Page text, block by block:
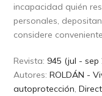
incapacidad quién
personales,
considere
Revista: 945 (jul - sep
Autores:ROLDÁN -
autoprotección,